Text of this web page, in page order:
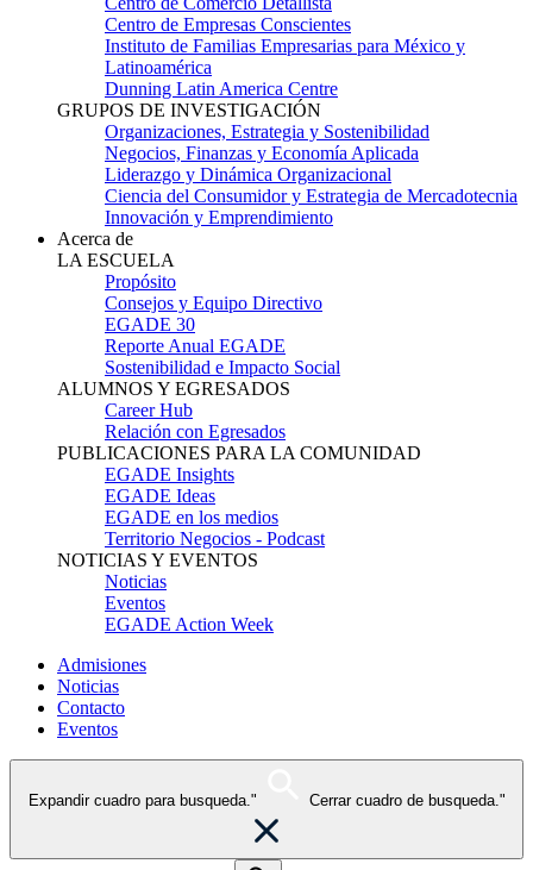
Centro de Empresas Conscientes
Instituto de Familias Empresarias para México y
Latinoamérica
Dunning Latin America Centre
GRUPOS DE INVESTIGACIÓN
Organizaciones, Estrategia y Sostenibilidad
Negocios, Finanzas y Economía Aplicada
Liderazgo y Dinámica Organizacional
Ciencia del Consumidor y Estrategia de Mercadotecnia
Innovación y Emprendimiento
Acerca de
LA ESCUELA
Propósito
Consejos y Equipo Directivo
EGADE 30
Reporte Anual EGADE
Sostenibilidad e Impacto Social
ALUMNOS Y EGRESADOS
Career Hub
Relación con Egresados
PUBLICACIONES PARA LA COMUNIDAD
EGADE Insights
EGADE Ideas
EGADE en los medios
Territorio Negocios - Podcast
NOTICIAS Y EVENTOS
Noticias
Eventos
EGADE Action Week
Admisiones
Noticias
Contacto
Eventos
Expandir cuadro para busqueda." Cerrar cuadro de busqueda."